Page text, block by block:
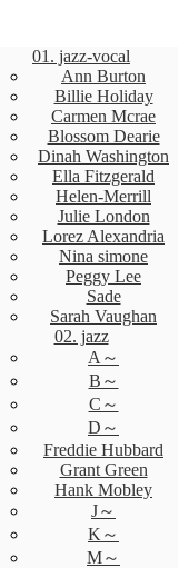
01. jazz-vocal
Ann Burton
Billie Holiday
Carmen Mcrae
Blossom Dearie
Dinah Washington
Ella Fitzgerald
Helen-Merrill
Julie London
Lorez Alexandria
Nina simone
Peggy Lee
Sade
Sarah Vaughan
02. jazz
A～
B～
C～
D～
Freddie Hubbard
Grant Green
Hank Mobley
J～
K～
M～